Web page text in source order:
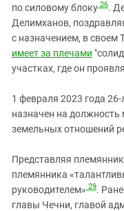
по силовому блоку 26.
Делимханов,
c назначением, в своем
имеет за плечами
участках, где он
1 февраля 2023 года
назначен на
земельных отношений
Представляя
племянника
руководителем» 29.
главы Чечни, главой